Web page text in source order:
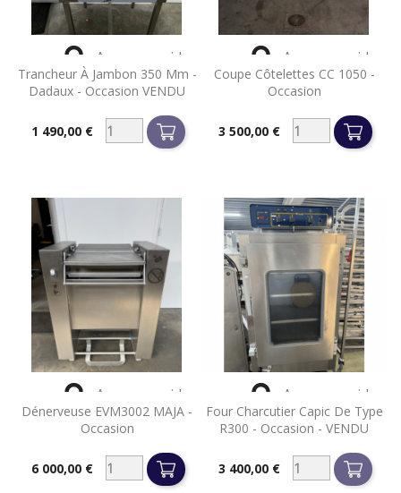
Trancheur À Jambon 350 Mm -
Dadaux - Occasion VENDU
Prix1 490,00 €
 Aperçu rapide
Coupe Côtelettes CC 1050 -
Occasion
Prix3 500,00 €
 Aperçu rapide
Dénerveuse EVM3002 MAJA -
Occasion
Prix6 000,00 €
 Aperçu rapide
Four Charcutier Capic De Type
R300 - Occasion - VENDU
Prix3 400,00 €
 Aperçu rapide